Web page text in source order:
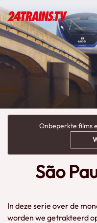
Onbeperkte films
São
In deze serie over de
worden we getrakteerd